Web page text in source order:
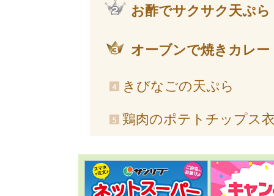
お酢でサクサク天ぷら
オーブンで焼きカレー
きびなごの天ぷら
鶏肉のポテトチップス